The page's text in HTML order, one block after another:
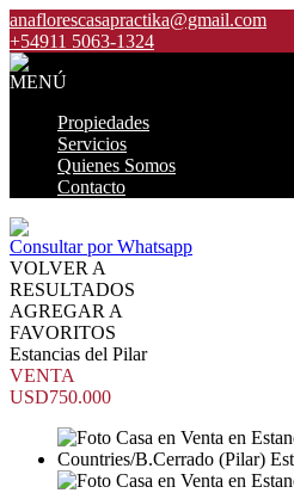
anaflorescasapractika@gmail.com
+54911 5063-1324
MENÚ
Propiedades
Servicios
Quienes Somos
Contacto
Consultar por Whatsapp
VOLVER A
RESULTADOS
AGREGAR A
FAVORITOS
Estancias del Pilar
VENTA
USD750.000